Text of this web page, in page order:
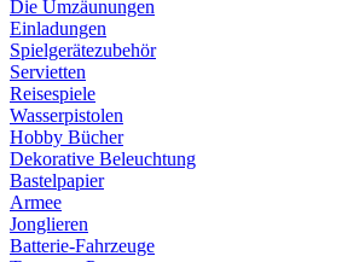
Die Umzäunungen
Einladungen
Spielgerätezubehör
Servietten
Reisespiele
Wasserpistolen
Hobby Bücher
Dekorative Beleuchtung
Bastelpapier
Armee
Jonglieren
Batterie-Fahrzeuge